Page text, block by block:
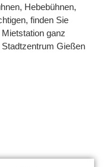
Hebebühnen,
finden Sie
ganz
Gießen